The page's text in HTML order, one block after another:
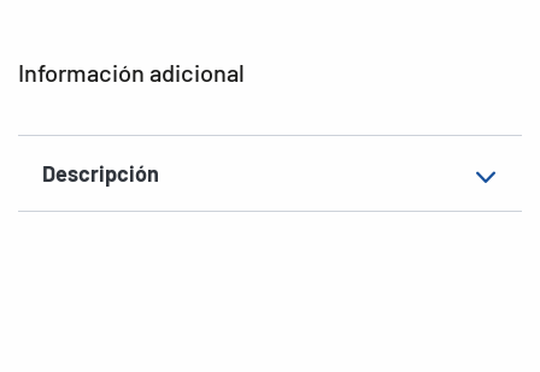
Información adicional
Descripción
Superficie
EAN 4008705022798